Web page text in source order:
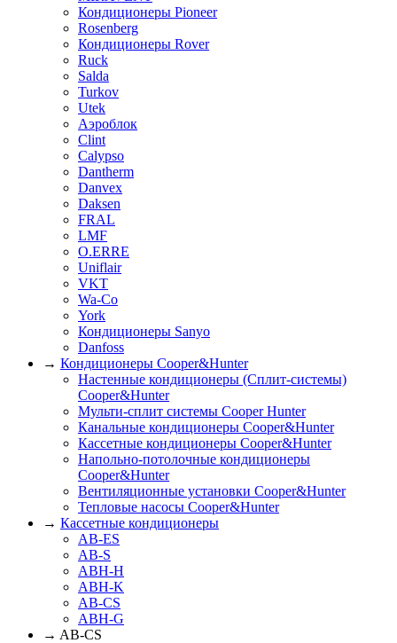
Кондиционеры Pioneer
Rosenberg
Кондиционеры Rover
Ruck
Salda
Turkov
Utek
Аэроблок
Clint
Calypso
Dantherm
Danvex
Daksen
FRAL
LMF
O.ERRE
Uniflair
VKT
Wa-Co
York
Кондиционеры Sanyo
Danfoss
→ Кондиционеры Cooper&Hunter
Настенные кондиционеры (Сплит-системы)
Cooper&Hunter
Мульти-сплит системы Cooper Hunter
Канальные кондиционеры Cooper&Hunter
Кассетные кондиционеры Cooper&Hunter
Напольно-потолочные кондиционеры
Cooper&Hunter
Вентиляционные установки Cooper&Hunter
Тепловые насосы Cooper&Hunter
→ Кассетные кондиционеры
AB-ES
AB-S
ABH-H
ABH-K
AB-CS
ABH-G
→ AB-CS